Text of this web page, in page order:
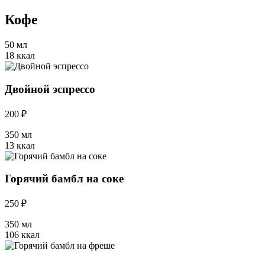
Кофе
50 мл
18 ккал
Двойной эспрессо
200 ₽
350 мл
13 ккал
Горячий бамбл на соке
250 ₽
350 мл
106 ккал